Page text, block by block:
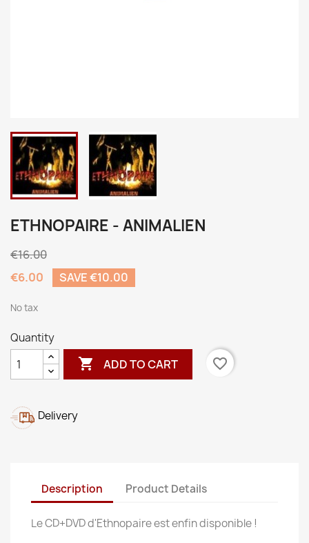
ETHNOPAIRE - ANIMALIEN
€16.00
€6.00
SAVE €10.00
No tax
Quantity
 ADD TO CART favorite_border
Delivery
Description Product Details
Le CD+DVD d'Ethnopaire est enfin disponible !